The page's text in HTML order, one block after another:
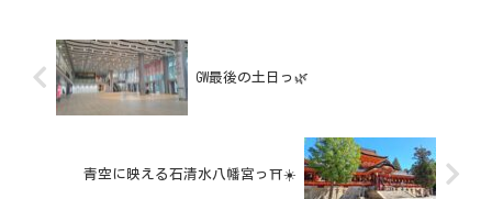
GW最後の土日っ🌿
青空に映える石清水八幡宮っ⛩️☀️